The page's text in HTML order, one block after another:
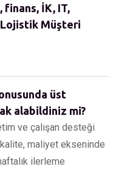
finans, İK, IT,
Lojistik Müşteri
üst
alabildiniz mi?
ve çalışan desteği
maliyet ekseninde
ilerleme